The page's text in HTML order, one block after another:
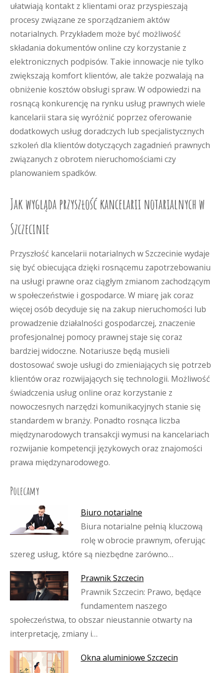
ułatwiają kontakt z klientami oraz przyspieszają
procesy związane ze sporządzaniem aktów
notarialnych. Przykładem może być możliwość
składania dokumentów online czy korzystanie z
elektronicznych podpisów. Takie innowacje nie tylko
zwiększają komfort klientów, ale także pozwalają na
obniżenie kosztów obsługi spraw. W odpowiedzi na
rosnącą konkurencję na rynku usług prawnych wiele
kancelarii stara się wyróżnić poprzez oferowanie
dodatkowych usług doradczych lub specjalistycznych
szkoleń dla klientów dotyczących zagadnień prawnych
związanych z obrotem nieruchomościami czy
planowaniem spadków.
Jak wygląda przyszłość kancelarii notarialnych w
Szczecinie
Przyszłość kancelarii notarialnych w Szczecinie wydaje
się być obiecująca dzięki rosnącemu zapotrzebowaniu
na usługi prawne oraz ciągłym zmianom zachodzącym
w społeczeństwie i gospodarce. W miarę jak coraz
więcej osób decyduje się na zakup nieruchomości lub
prowadzenie działalności gospodarczej, znaczenie
profesjonalnej pomocy prawnej staje się coraz
bardziej widoczne. Notariusze będą musieli
dostosować swoje usługi do zmieniających się potrzeb
klientów oraz rozwijających się technologii. Możliwość
świadczenia usług online oraz korzystanie z
nowoczesnych narzędzi komunikacyjnych stanie się
standardem w branży. Ponadto rosnąca liczba
międzynarodowych transakcji wymusi na kancelariach
rozwijanie kompetencji językowych oraz znajomości
prawa międzynarodowego.
Polecamy
Biuro notarialne
Biura notarialne pełnią kluczową
rolę w obrocie prawnym, oferując
szereg usług, które są niezbędne zarówno…
Prawnik Szczecin
Prawnik Szczecin: Prawo, będące
fundamentem naszego
społeczeństwa, to obszar nieustannie otwarty na
interpretację, zmiany i…
Okna aluminiowe Szczecin